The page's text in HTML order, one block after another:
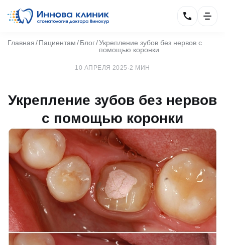
Главная Пациентам Блог Укрепление зубов без нервов с
помощью коронки
10 АПРЕЛЯ 2025 ·2 МИН
Укрепление зубов без нервов
с помощью коронки